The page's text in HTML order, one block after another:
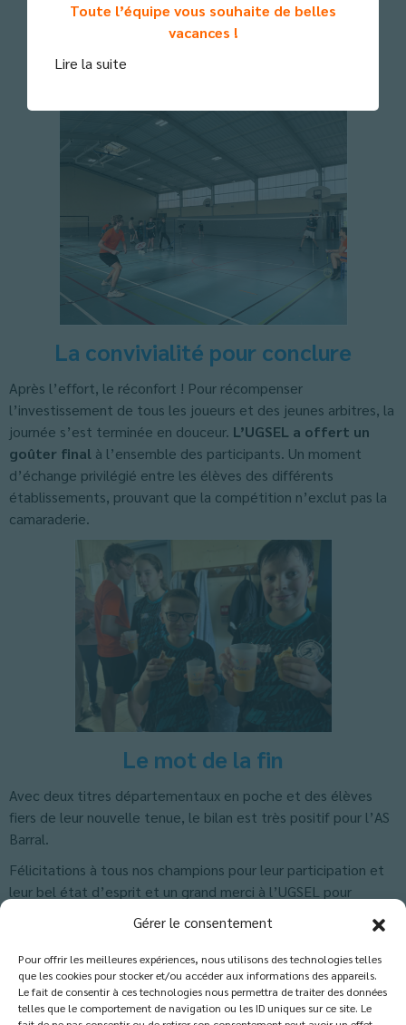
Gérer le consentement
Pour offrir les meilleures expériences, nous utilisons des technologies telles
que les cookies pour stocker et/ou accéder aux informations des appareils.
Le fait de consentir à ces technologies nous permettra de traiter des données
telles que le comportement de navigation ou les ID uniques sur ce site. Le
Toute l’équipe vous souhaite de belles
vacances !
Lire la suite
La convivialité pour conclure
Après l’effort, le réconfort ! Pour récompenser
l’investissement de tous les joueurs et des jeunes arbitres, la
journée s’est terminée en douceur. L’UGSEL a offert un
goûter final à l’ensemble des participants. Un moment
d’échange privilégié entre les élèves des différents
établissements, prouvant que la compétition n’exclut pas la
camaraderie.
Le mot de la fin
Avec deux titres départementaux en poche et des élèves
fiers de leur nouvelle tenue, le bilan est très positif pour l’AS
Barral.
Félicitations à tous nos champions pour leur participation et
leur bel état d’esprit et un grand merci à l’UGSEL pour